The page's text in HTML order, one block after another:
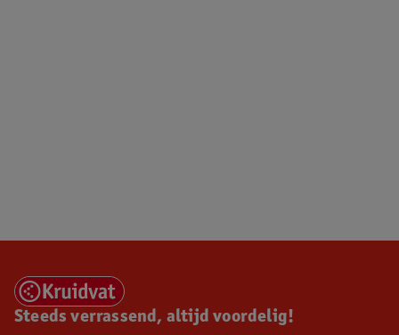
Steeds verrassend, altijd voordelig!